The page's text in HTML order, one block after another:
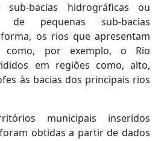
sub-bacias hidrográficas ou
de pequenas sub-bacias
os rios que apresentam
como, por exemplo, o Rio
em regiões como, alto,
às bacias dos principais rios
municipais inseridos
obtidas a partir de dados